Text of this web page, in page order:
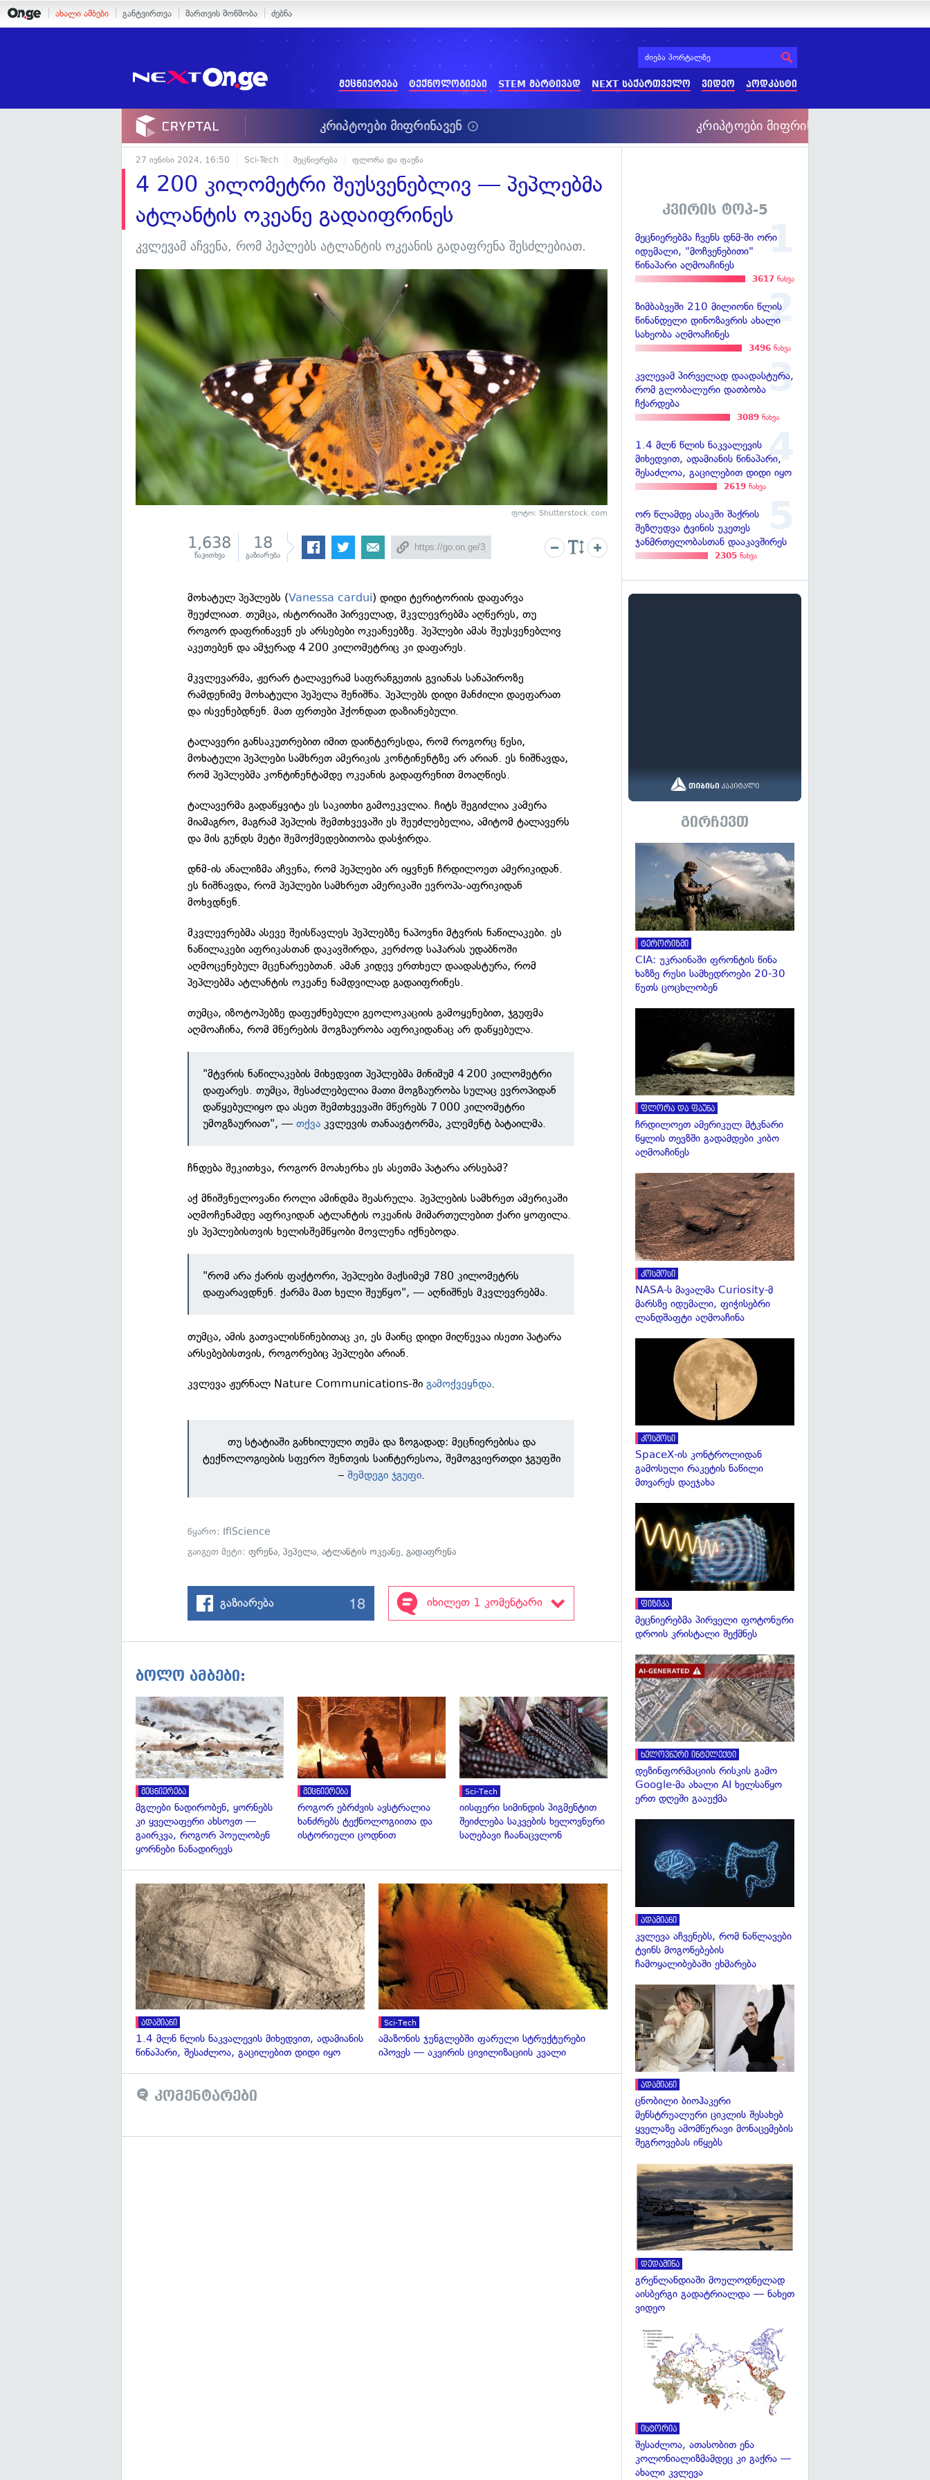
ახალი ამბები განტვირთვა მართვის მოწმობა ძებნა
მეცნიერება ტექნოლოგიები STEM მარტივად NEXT საქართველო ვიდეო პოდკასტი
27 ივნისი 2024, 16:50 Sci-Tech მეცნიერება ფლორა და ფაუნა
4 200 კილომეტრი შეუსვენებლივ — პეპლებმა
ატლანტის ოკეანე გადაიფრინეს
კვლევამ აჩვენა, რომ პეპლებს ატლანტის ოკეანის გადაფრენა შესძლებიათ.
ფოტო: Shutterstock.com
1,638
წაკითხვა
18
გაზიარება
მოხატულ პეპლებს (Vanessa cardui) დიდი ტერიტორიის დაფარვა
შეუძლიათ. თუმცა, ისტორიაში პირველად, მკვლევრებმა აღწერეს, თუ
როგორ დაფრინავენ ეს არსებები ოკეანეებზე. პეპლები ამას შეუსვენებლივ
აკეთებენ და ამჯერად 4 200 კილომეტრიც კი დაფარეს.
მკვლევარმა, ჟერარ ტალავერამ საფრანგეთის გვიანას სანაპიროზე
რამდენიმე მოხატული პეპელა შენიშნა. პეპლებს დიდი მანძილი დაეფარათ
და ისვენებდნენ. მათ ფრთები ჰქონდათ დაზიანებული.
ტალავერი განსაკუთრებით იმით დაინტერესდა, რომ როგორც წესი,
მოხატული პეპლები სამხრეთ ამერიკის კონტინენტზე არ არიან. ეს ნიშნავდა,
რომ პეპლებმა კონტინენტამდე ოკეანის გადაფრენით მოაღწიეს.
ტალავერმა გადაწყვიტა ეს საკითხი გამოეკვლია. ჩიტს შეგიძლია კამერა
მიამაგრო, მაგრამ პეპლის შემთხვევაში ეს შეუძლებელია, ამიტომ ტალავერს
და მის გუნდს მეტი შემოქმედებითობა დასჭირდა.
დნმ-ის ანალიზმა აჩვენა, რომ პეპლები არ იყვნენ ჩრდილოეთ ამერიკიდან.
ეს ნიშნავდა, რომ პეპლები სამხრეთ ამერიკაში ევროპა-აფრიკიდან
მოხვდნენ.
მკვლევრებმა ასევე შეისწავლეს პეპლებზე ნაპოვნი მტვრის ნაწილაკები. ეს
ნაწილაკები აფრიკასთან დაკავშირდა, კერძოდ საჰარას უდაბნოში
აღმოცენებულ მცენარეებთან. ამან კიდევ ერთხელ დაადასტურა, რომ
პეპლებმა ატლანტის ოკეანე ნამდვილად გადაიფრინეს.
თუმცა, იზოტოპებზე დაფუძნებული გეოლოკაციის გამოყენებით, ჯგუფმა
აღმოაჩინა, რომ მწერების მოგზაურობა აფრიკიდანაც არ დაწყებულა.
"მტვრის ნაწილაკების მიხედვით პეპლებმა მინიმუმ 4 200 კილომეტრი
დაფარეს. თუმცა, შესაძლებელია მათი მოგზაურობა სულაც ევროპიდან
დაწყებულიყო და ასეთ შემთხვევაში მწერებს 7 000 კილომეტრი
უმოგზაურიათ", —თქვა კვლევის თანაავტორმა, კლემენტ ბატაილმა.
ჩნდება შეკითხვა, როგორ მოახერხა ეს ასეთმა პატარა არსებამ?
აქ მნიშვნელოვანი როლი ამინდმა შეასრულა. პეპლების სამხრეთ ამერიკაში
აღმოჩენამდე აფრიკიდან ატლანტის ოკეანის მიმართულებით ქარი ყოფილა.
ეს პეპლებისთვის ხელისშემწყობი მოვლენა იქნებოდა.
"რომ არა ქარის ფაქტორი, პეპლები მაქსიმუმ 780 კილომეტრს
დაფარავდნენ. ქარმა მათ ხელი შეუწყო", — აღნიშნეს მკვლევრებმა.
თუმცა, ამის გათვალისწინებითაც კი, ეს მაინც დიდი მიღწევაა ისეთი პატარა
არსებებისთვის, როგორებიც პეპლები არიან.
კვლევა ჟურნალ Nature Communications-შიგამოქვეყნდა.
თუ სტატიაში განხილული თემა და ზოგადად: მეცნიერებისა და
ტექნოლოგიების სფერო შენთვის საინტერესოა, შემოგვიერთდი ჯგუფში
–შემდეგი ჯგუფი.
წყარო: IflScience
გაიგეთ მეტი:ფრენა,პეპელა,ატლანტის ოკეანე,გადაფრენა
გაზიარება 18 იხილეთ 1 კომენტარი
ბოლო ამბები:
გადახედვა
მეცნიერება
მგლები ნადირობენ, ყორნებს
კი ყველაფერი ახსოვთ —
გაირკვა, როგორ პოულობენ
ყორნები ნანადირევს
გადახედვა
მეცნიერება
როგორ ებრძვის ავსტრალია
ხანძრებს ტექნოლოგიითა და
ისტორიული ცოდნით
გადახედვა
Sci-Tech
იისფერი სიმინდის პიგმენტით
შეიძლება საკვების ხელოვნური
საღებავი ჩაანაცვლონ
გადახედვა
ადამიანი
1.4 მლნ წლის ნაკვალევის მიხედვით, ადამიანის
წინაპარი, შესაძლოა, გაცილებით დიდი იყო
Sci-Tech
ამაზონის ჯუნგლებში ფარული სტრუქტურები
იპოვეს — აკვირის ცივილიზაციის კვალი
კომენტარები
კვირის ტოპ-5
მეცნიერებმა ჩვენს დნმ-ში ორი
იდუმალი, "მოჩვენებითი"
წინაპარი აღმოაჩინეს
3617 ნახვა
ზიმბაბვეში 210 მილიონი წლის
წინანდელი დინოზავრის ახალი
სახეობა აღმოაჩინეს
3496 ნახვა
კვლევამ პირველად დაადასტურა,
რომ გლობალური დათბობა
ჩქარდება
3089 ნახვა
1.4 მლნ წლის ნაკვალევის
მიხედვით, ადამიანის წინაპარი,
შესაძლოა, გაცილებით დიდი იყო
2619 ნახვა
ორ წლამდე ასაკში შაქრის
შეზღუდვა ტვინის უკეთეს
ჯანმრთელობასთან დააკავშირეს
2305 ნახვა
გირჩევთ
ტერორიზმი
CIA: უკრაინაში ფრონტის წინა
ხაზზე რუსი სამხედროები 20-30
წუთს ცოცხლობენ
ფლორა და ფაუნა
ჩრდილოეთ ამერიკულ მტკნარი
წყლის თევზში გადამდები კიბო
აღმოაჩინეს
კოსმოსი
NASA-ს მავალმა Curiosity-მ
მარსზე იდუმალი, ფიჭისებრი
ლანდშაფტი აღმოაჩინა
კოსმოსი
SpaceX-ის კონტროლიდან
გამოსული რაკეტის ნაწილი
მთვარეს დაეჯახა
ფიზიკა
მეცნიერებმა პირველი ფოტონური
დროის კრისტალი შექმნეს
ხელოვნური ინტელექტი
დეზინფორმაციის რისკის გამო
Google-მა ახალი AI ხელსაწყო
ერთ დღეში გააუქმა
ადამიანი
კვლევა აჩვენებს, რომ ნაწლავები
ტვინს მოგონებების
ჩამოყალიბებაში ეხმარება
ადამიანი
ცნობილი ბიოჰაკერი
მენსტრუალური ციკლის შესახებ
ყველაზე ამომწურავი მონაცემების
შეგროვებას იწყებს
დედამიწა
გრენლანდიაში მოულოდნელად
აისბერგი გადატრიალდა — ნახეთ
ვიდეო
ისტორია
შესაძლოა, ათასობით ენა
კოლონიალიზმამდეც კი გაქრა —
ახალი კვლევა